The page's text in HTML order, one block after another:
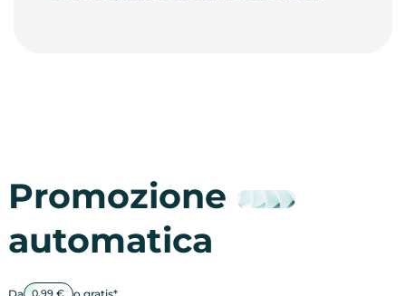
Promozione
automatica